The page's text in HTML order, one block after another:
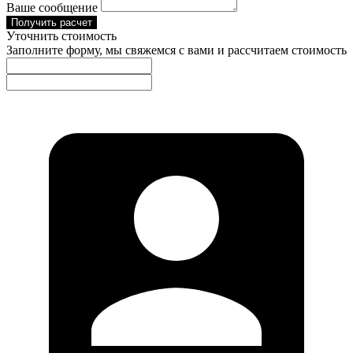
Ваше сообщение
Получить расчет
Уточнить стоимость
Заполните форму, мы свяжемся с вами и рассчитаем стоимость